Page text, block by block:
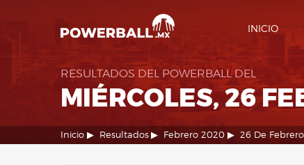
INICIO
RESULTADOS DEL POWERBALL DEL
MIÉRCOLES, 26
Inicio Resultados Febrero 2020 26 De